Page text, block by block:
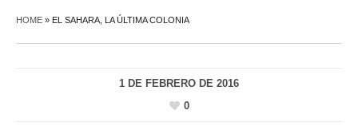
HOME » EL SAHARA, LA ÚLTIMA COLONIA
1 DE FEBRERO DE 2016
0